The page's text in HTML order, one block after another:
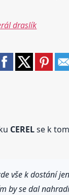
draslík
CERELse k
vše k dostání
by se dal